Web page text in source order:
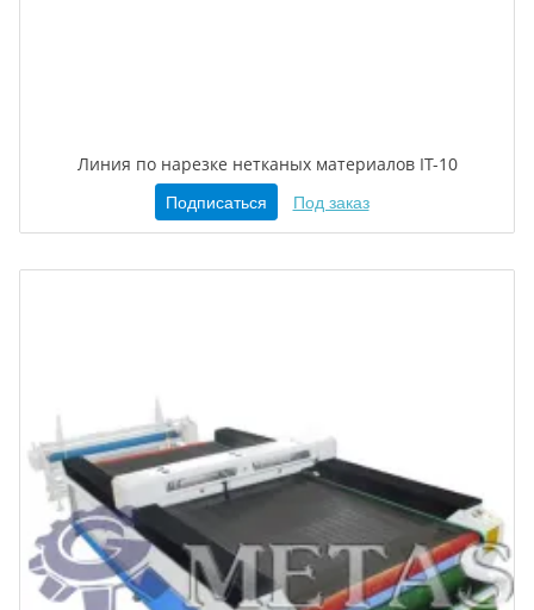
Линия по нарезке нетканых материалов IT-10
Подписаться Под заказ